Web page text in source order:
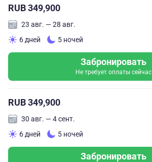
RUB 349,900
23 авг. — 28 авг.
6 дней
5 ночей
Забронировать
Не требует оплаты сейчас
RUB 349,900
30 авг. — 4 сент.
6 дней
5 ночей
Забронировать